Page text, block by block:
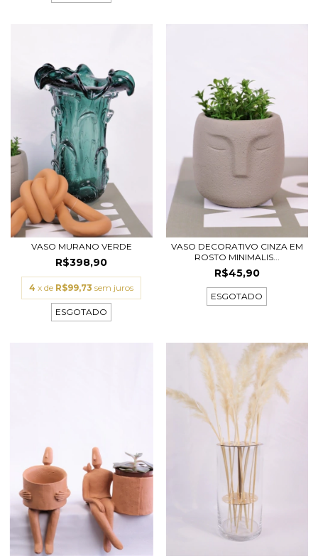
VASO MURANO VERDE
R$398,90
4 x de R$99,73 sem juros
ESGOTADO
VASO DECORATIVO CINZA EM
ROSTO MINIMALIS...
R$45,90
ESGOTADO